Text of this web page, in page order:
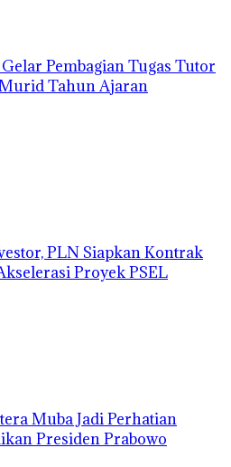
Pembagian Tugas Tutor
Tahun Ajaran
PLN Siapkan Kontrak
Proyek PSEL
Muba Jadi Perhatian
Presiden Prabowo